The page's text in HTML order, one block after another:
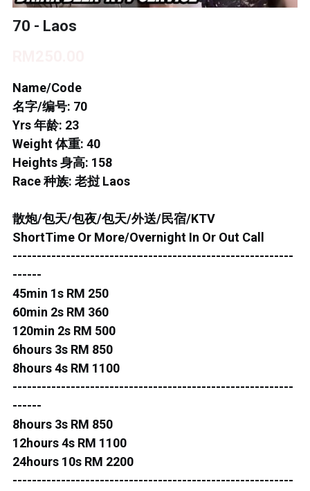
DESA TEBRAU 1
DESA TEBRAU 2
ROS MERAH
PERMAS 1
PERMAS 2
KEBUNTEH
JB TOWN 2
JB TOWN 3
JB TOWN 4
JB TOWN SENTOSA
JB TOWN CENTER
70 - Laos
Name/Code
名字/编号: 70
Yrs 年龄: 23
Weight 体重: 40
Heights 身高: 158
Race 种族: 老挝 Laos
散炮/包天/包夜/包天/外送/民宿/KTV
ShortTime Or More/Overnight In Or Out Call
----------------------------------------------------------
------
45min 1s RM 250
60min 2s RM 360
120min 2s RM 500
6hours 3s RM 850
8hours 4s RM 1100
----------------------------------------------------------
------
8hours 3s RM 850
12hours 4s RM 1100
24hours 10s RM 2200
----------------------------------------------------------